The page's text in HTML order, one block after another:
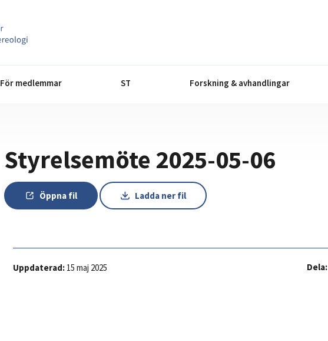
För medlemmar ST Forskning & avhandlingar
Styrelsemöte 2025-05-06
Öppna fil Ladda ner fil
Uppdaterad: 15 maj 2025 Dela: